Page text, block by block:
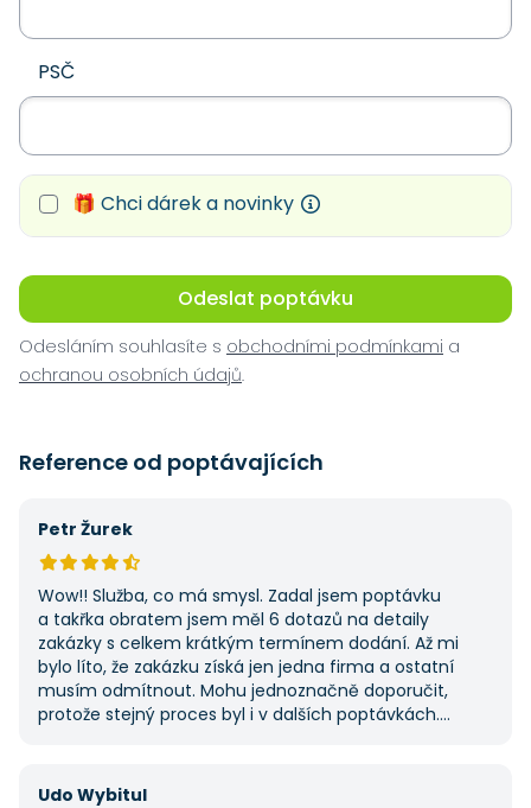
PSČ
🎁 Chci dárek a novinky
Odeslat poptávku
Odesláním souhlasíte s obchodními podmínkami a
ochranou osobních údajů.
Reference od poptávajících
Petr Žurek
Wow!! Služba, co má smysl. Zadal jsem poptávku
a takřka obratem jsem měl 6 dotazů na detaily
zakázky s celkem krátkým termínem dodání. Až mi
bylo líto, že zakázku získá jen jedna firma a ostatní
musím odmítnout. Mohu jednoznačně doporučit,
protože stejný proces byl i v dalších poptávkách.
Udo Wybitul